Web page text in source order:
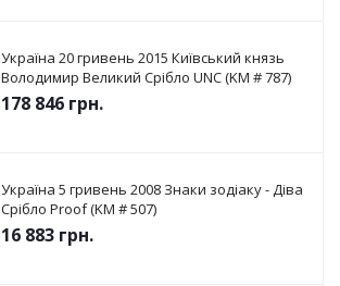
Україна 20 гривень 2015 Київський князь
Володимир Великий Срібло UNC (KM # 787)
178 846 грн.
Україна 5 гривень 2008 Знаки зодіаку - Діва
Срібло Proof (KM # 507)
16 883 грн.